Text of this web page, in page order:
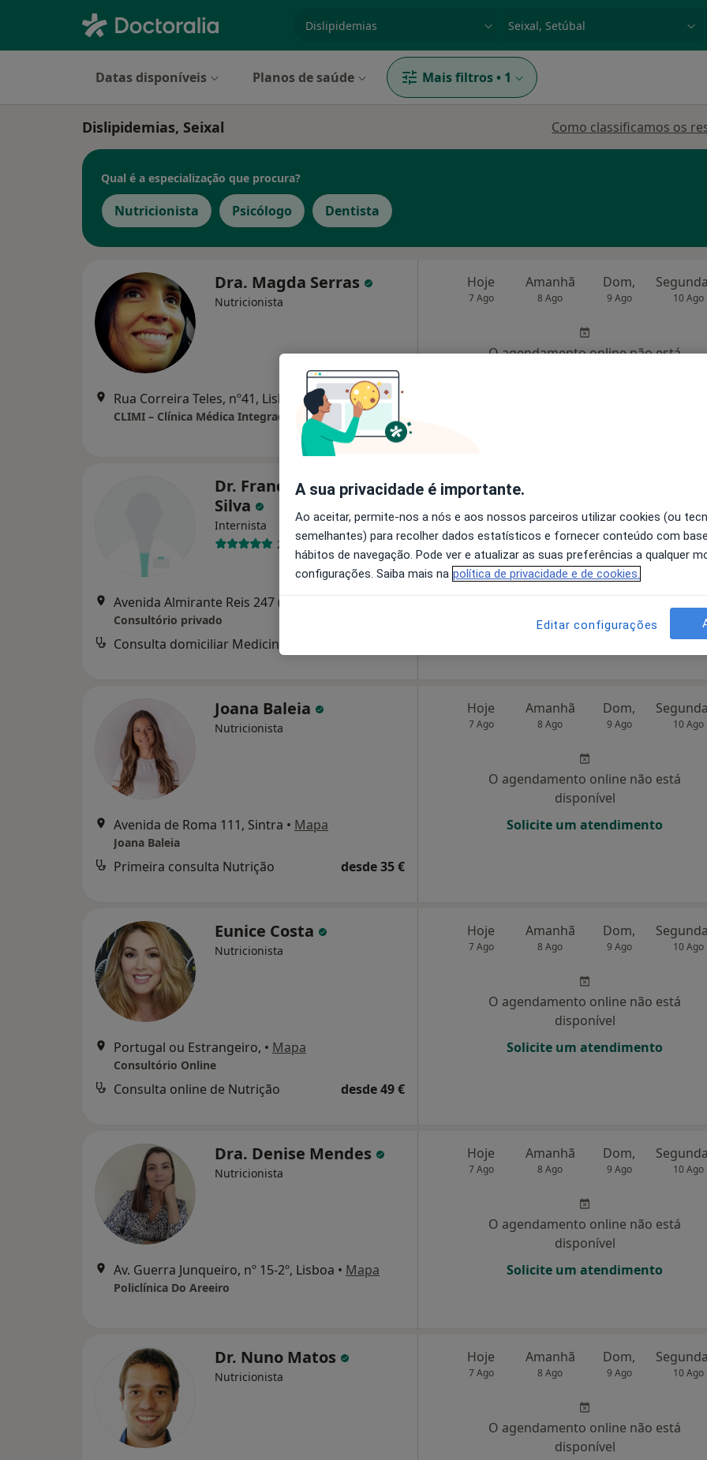
p. ex. Lisboa
Datas disponíveis Planos de saúde Mais filtros • 1
Dislipidemias, Seixal Como classificamos os
Qual é a especialização que procura?
Nutricionista Psicólogo Dentista
Dra. Magda Serras
Nutricionista
Rua Correira Teles, nº41, Lisboa • Mapa
CLIMI – Clínica Médica Integrada Almeida Nunes
Hoje
7 Ago
Amanhã
8 Ago
Dom,
9 Ago 10 Ago
O agendamento online não está
Dr. Francisco Ferreira da
Silva
Internista
2 opiniões
Consultório privado
Consulta domiciliar Medicina Interna
Hoje
O agendamento online não está
disponível
Joana Baleia
Nutricionista
Avenida de Roma 111, Sintra • Mapa
Joana Baleia
Primeira consulta Nutrição desde 35 €
Hoje
7 Ago
Amanhã
8 Ago
Dom,
9 Ago 10 Ago
O agendamento online não está
disponível
Solicite um atendimento
Eunice Costa
Nutricionista
Portugal ou Estrangeiro, • Mapa
Consultório Online
Consulta online de Nutrição desde 49 €
Hoje
7 Ago
Amanhã
8 Ago
Dom,
9 Ago 10 Ago
O agendamento online não está
disponível
Solicite um atendimento
Dra. Denise Mendes
Nutricionista
Av. Guerra Junqueiro, nº 15-2º, Lisboa • Mapa
Policlínica Do Areeiro
Hoje
7 Ago
Amanhã
8 Ago
Dom,
9 Ago 10 Ago
O agendamento online não está
disponível
Solicite um atendimento
Dr. Nuno Matos
Nutricionista
Hoje
7 Ago
Amanhã
8 Ago
Dom,
9 Ago 10 Ago
O agendamento online não está
disponível
A sua privacidade é importante.
Ao aceitar, permite-nos a nós e aos nossos parceiros utilizar cookies (ou
semelhantes) para recolher dados estatísticos e fornecer conteúdo com
hábitos de navegação. Pode ver e atualizar as suas preferências a qualquer
configurações. Saiba mais na política de privacidade e de cookies.
Editar configurações